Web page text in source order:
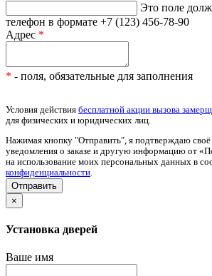
Это поле
телефон в формате +7 (123) 456-78-90
Адрес *
* - поля, обязательные для заполнения
Условия действия бесплатной акции вызова
для физических и юридических лиц.
Нажимая кнопку "Отправить", я подтверждаю своё
уведомления о заказе и другую информацию от
на использование моих персональных данных в
конфиденциальности
×
Установка дверей
Ваше имя